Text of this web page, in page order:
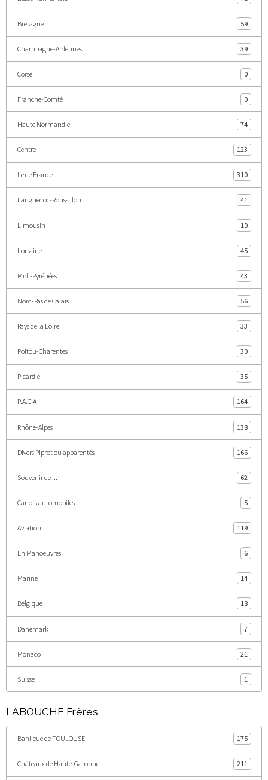
Bretagne 59
Champagne-Ardennes 39
Corse 0
Franche-Comté 0
Haute Normandie 74
Centre 123
Ile de France 310
Languedoc-Roussillon 41
Limousin 10
Lorraine 45
Midi-Pyrénées 43
Nord-Pas de Calais 56
Pays de la Loire 33
Poitou-Charentes 30
Picardie 35
P.A.C.A 164
Rhône-Alpes 138
Divers Piprot ou apparentés 166
Souvenir de ... 62
Canots automobiles 5
Aviation 119
En Manoeuvres 6
Marine 14
Belgique 18
Danemark 7
Monaco 21
Suisse 1
LABOUCHE Frères
Banlieue de TOULOUSE 175
Châteaux de Haute-Garonne 211